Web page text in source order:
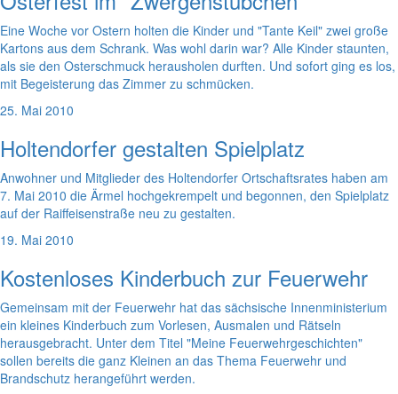
Eine Woche vor Ostern holten die Kinder und "Tante Keil" zwei große
Kartons aus dem Schrank. Was wohl darin war? Alle Kinder staunten,
als sie den Osterschmuck herausholen durften. Und sofort ging es los,
mit Begeisterung das Zimmer zu schmücken.
25. Mai 2010
Holtendorfer gestalten Spielplatz
Anwohner und Mitglieder des Holtendorfer Ortschaftsrates haben am
7. Mai 2010 die Ärmel hochgekrempelt und begonnen, den Spielplatz
auf der Raiffeisenstraße neu zu gestalten.
19. Mai 2010
Kostenloses Kinderbuch zur Feuerwehr
Gemeinsam mit der Feuerwehr hat das sächsische Innenministerium
ein kleines Kinderbuch zum Vorlesen, Ausmalen und Rätseln
herausgebracht. Unter dem Titel "Meine Feuerwehrgeschichten"
sollen bereits die ganz Kleinen an das Thema Feuerwehr und
Brandschutz herangeführt werden.